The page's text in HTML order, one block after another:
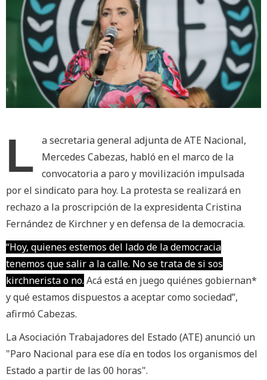
L
a secretaria general adjunta de ATE Nacional,
Mercedes Cabezas, habló en el marco de la
convocatoria a paro y movilización impulsada
por el sindicato para hoy. La protesta se realizará en
rechazo a la proscripción de la expresidenta Cristina
Fernández de Kirchner y en defensa de la democracia.
“Hoy, quienes estemos del lado de la democracia
tenemos que salir a la calle. No se trata de si sos
kirchnerista o no. Acá está en juego quiénes gobiernan*
y qué estamos dispuestos a aceptar como sociedad”,
afirmó Cabezas.
La Asociación Trabajadores del Estado (ATE) anunció un
"Paro Nacional para ese día en todos los organismos del
Estado a partir de las 00 horas".